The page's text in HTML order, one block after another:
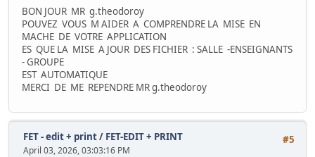
BON JOUR MR g.theodoroy
POUVEZ VOUS M AIDER A COMPRENDRE LA MISE EN
MACHE DE VOTRE APPLICATION
ES QUE LA MISE A JOUR DES FICHIER : SALLE -ENSEIGNANTS
- GROUPE
EST AUTOMATIQUE
MERCI DE ME REPENDRE MR g.theodoroy
#5
FET - edit + print/ FET-EDIT + PRINT
April 03, 2026, 03:03:16 PM